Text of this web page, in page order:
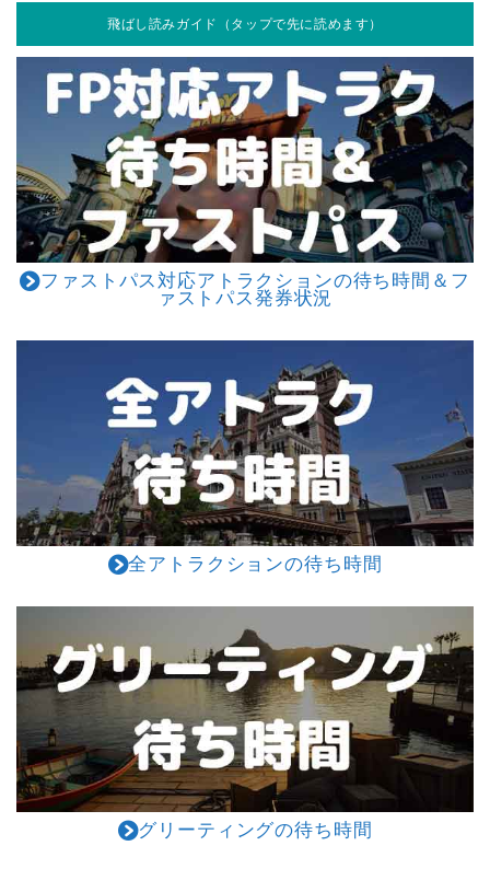
飛ばし読みガイド（タップで先に読めます）
ファストパス対応アトラクションの待ち時間＆フ
ァストパス発券状況
全アトラクションの待ち時間
グリーティングの待ち時間